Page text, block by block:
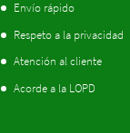
Envío rápido
Respeto a la privacidad
Atención al cliente
Acorde a la LOPD